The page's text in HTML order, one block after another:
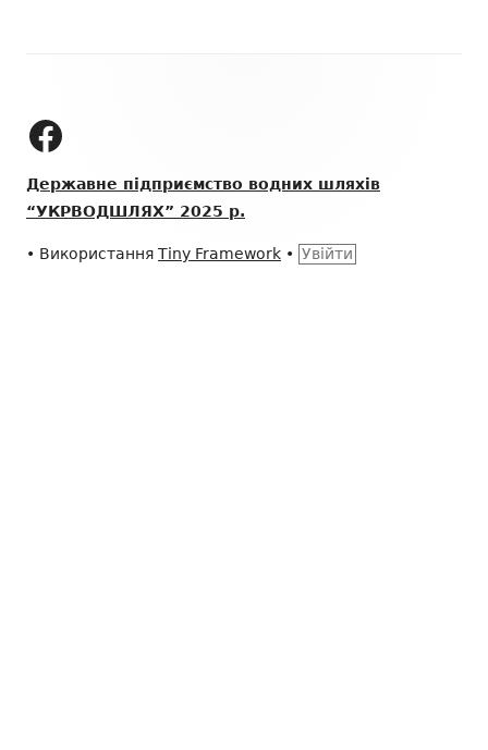
колонтитулу
ДП "УКРВОДШЛЯХ" на Facebook
Державне підприємство водних шляхів
“УКРВОДШЛЯХ” 2025 р.
• Використання Tiny Framework • Увійти